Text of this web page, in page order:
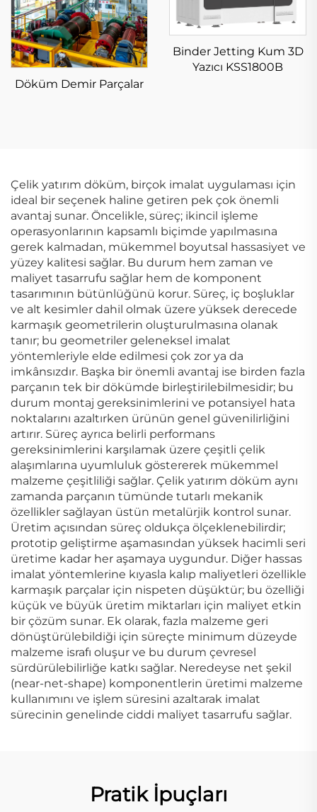
Döküm Demir Parçalar
Binder Jetting Kum 3D
Yazıcı KSS1800B
Çelik yatırım döküm, birçok imalat uygulaması için
ideal bir seçenek haline getiren pek çok önemli
avantaj sunar. Öncelikle, süreç; ikincil işleme
operasyonlarının kapsamlı biçimde yapılmasına
gerek kalmadan, mükemmel boyutsal hassasiyet ve
yüzey kalitesi sağlar. Bu durum hem zaman ve
maliyet tasarrufu sağlar hem de komponent
tasarımının bütünlüğünü korur. Süreç, iç boşluklar
ve alt kesimler dahil olmak üzere yüksek derecede
karmaşık geometrilerin oluşturulmasına olanak
tanır; bu geometriler geleneksel imalat
yöntemleriyle elde edilmesi çok zor ya da
imkânsızdır. Başka bir önemli avantaj ise birden fazla
parçanın tek bir dökümde birleştirilebilmesidir; bu
durum montaj gereksinimlerini ve potansiyel hata
noktalarını azaltırken ürünün genel güvenilirliğini
artırır. Süreç ayrıca belirli performans
gereksinimlerini karşılamak üzere çeşitli çelik
alaşımlarına uyumluluk göstererek mükemmel
malzeme çeşitliliği sağlar. Çelik yatırım döküm aynı
zamanda parçanın tümünde tutarlı mekanik
özellikler sağlayan üstün metalürjik kontrol sunar.
Üretim açısından süreç oldukça ölçeklenebilirdir;
prototip geliştirme aşamasından yüksek hacimli seri
üretime kadar her aşamaya uygundur. Diğer hassas
imalat yöntemlerine kıyasla kalıp maliyetleri özellikle
karmaşık parçalar için nispeten düşüktür; bu özelliği
küçük ve büyük üretim miktarları için maliyet etkin
bir çözüm sunar. Ek olarak, fazla malzeme geri
dönüştürülebildiği için süreçte minimum düzeyde
malzeme israfı oluşur ve bu durum çevresel
sürdürülebilirliğe katkı sağlar. Neredeyse net şekil
(near-net-shape) komponentlerin üretimi malzeme
kullanımını ve işlem süresini azaltarak imalat
sürecinin genelinde ciddi maliyet tasarrufu sağlar.
Pratik İpuçları